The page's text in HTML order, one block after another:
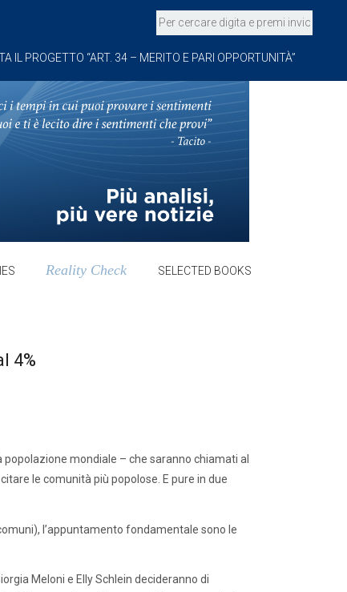
IL PROGETTO “ART. 34 – MERITO E PARI OPPORTUNITÀ”
Reality Check SELECTED BOOKS
4%
popolazione mondiale – che saranno chiamati al
le comunità più popolose. E pure in due
l’appuntamento fondamentale sono le
Meloni e Elly Schlein decideranno di